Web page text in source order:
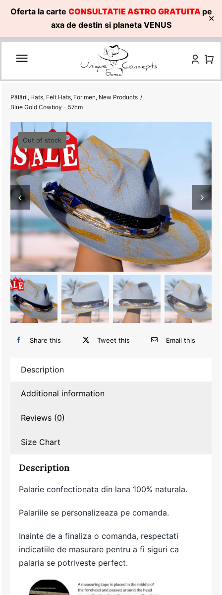
Oferta la carte CONSULTATIE ASTRO GRATUITA pe
axa de destin si planeta VENUS
✕
Skip
Pălării Hats Felt Hats For men New Products
Blue Gold Cowboy – 57cm
Out of stock
Share this Tweet this Email this
Description
Additional information
Reviews (0)
Size Chart
Description
Palarie confectionata din lana 100% naturala.
Palariile se personalizeaza pe comanda.
Inainte de a finaliza o comanda, respectati
indicatiile de masurare pentru a fi siguri ca
palaria se potriveste perfect.